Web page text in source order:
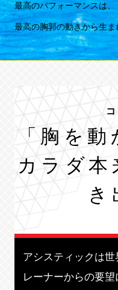
最高のパフォーマンスは、
最高の胸郭の動きから生ま
「胸を動
カラダ本
き
アシスティックは
レーナーからの要